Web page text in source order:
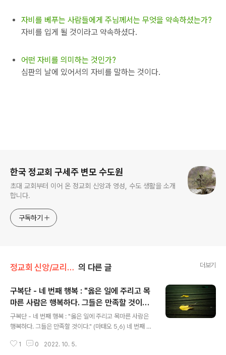
자비를 베푸는 사람들에게 주님께서는 무엇을 약속하셨는가?
자비를 입게 될 것이라고 약속하셨다.
어떤 자비를 의미하는 것인가?
심판의 날에 있어서의 자비를 말하는 것이다.
한국 정교회 구세주 변모 수도원
초대 교회부터 이어 온 정교회 신앙과 영성, 수도 생활을 소개
합니다.
구독하기
정교회 신앙/교리문답 의 다른 글 더보기
구복단 - 네 번째 행복 : "옳은 일에 주리고 목
마른 사람은 행복하다. 그들은 만족할 것이
다." (마태오 5,6)
구복단 - 네 번째 행복 : "옳은 일에 주리고 목마른 사람은
행복하다. 그들은 만족할 것이다." (마태오 5,6) 네 번째 행
들은 행복하다는 것이다. 옳다는 것은 무엇을 의미하는가?
1 0 2022. 10. 5.